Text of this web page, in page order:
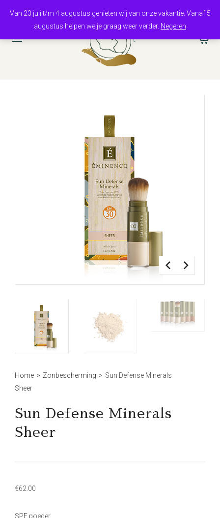
Van 23 juli t/m 4 augustus genieten wij van onze vakantie. Vanaf 5
augustus helpen we je graag weer verder. Negeren
Home > Zonbescherming > Sun Defense Minerals
Sheer
Sun Defense Minerals
Sheer
€62.00
SPF poeder